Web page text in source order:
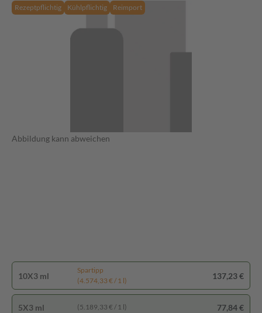
Rezeptpflichtig Kühlpflichtig Reimport
Abbildung kann abweichen
10X3 ml
Spartipp
(4.574,33 € / 1 l)
137,23 €
5X3 ml (5.189,33 € / 1 l) 77,84 €